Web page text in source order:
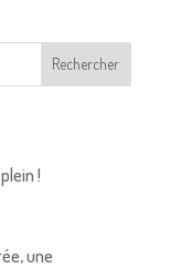
Rechercher
!
une